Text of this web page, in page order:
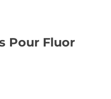
Pour Fluor